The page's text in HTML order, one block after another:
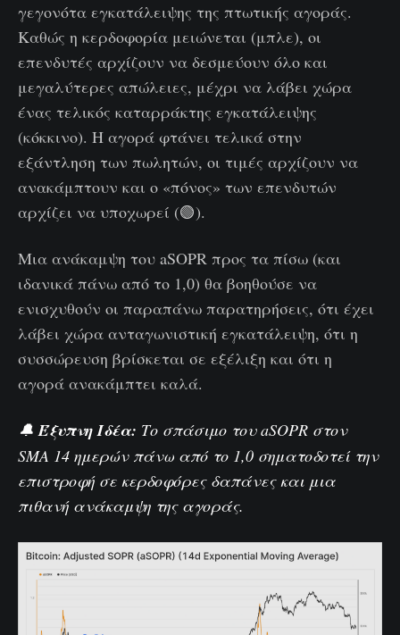
γεγονότα εγκατάλειψης της πτωτικής αγοράς.
Καθώς η κερδοφορία μειώνεται (μπλε), οι
επενδυτές αρχίζουν να δεσμεύουν όλο και
μεγαλύτερες απώλειες, μέχρι να λάβει χώρα
ένας τελικός καταρράκτης εγκατάλειψης
(κόκκινο). Η αγορά φτάνει τελικά στην
εξάντληση των πωλητών, οι τιμές αρχίζουν να
ανακάμπτουν και ο «πόνος» των επενδυτών
αρχίζει να υποχωρεί (🟢).
Μια ανάκαμψη του aSOPR προς τα πίσω (και
ιδανικά πάνω από το 1,0) θα βοηθούσε να
ενισχυθούν οι παραπάνω παρατηρήσεις, ότι έχει
λάβει χώρα ανταγωνιστική εγκατάλειψη, ότι η
συσσώρευση βρίσκεται σε εξέλιξη και ότι η
αγορά ανακάμπτει καλά.
🔔 Έξυπνη Ιδέα: Το σπάσιμο τουaSOPR στον
SMA 14 ημερώνπάνω από το 1,0 σηματοδοτεί την
επιστροφή σε κερδοφόρες δαπάνες και μια
πιθανή ανάκαμψη της αγοράς.